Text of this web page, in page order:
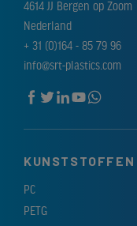
4614 JJ Bergen op Zoom
Nederland
+ 31 (0)164 - 85 79 96
info@srt-plastics.com
KUNSTSTOFFEN
PC
PETG